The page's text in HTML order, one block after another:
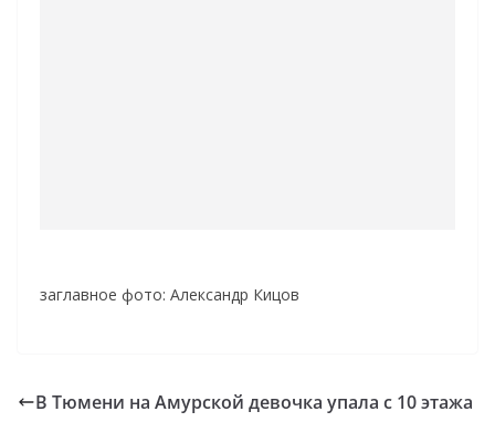
заглавное фото: Александр Кицов
В Тюмени на Амурской девочка упала с 10 этажа